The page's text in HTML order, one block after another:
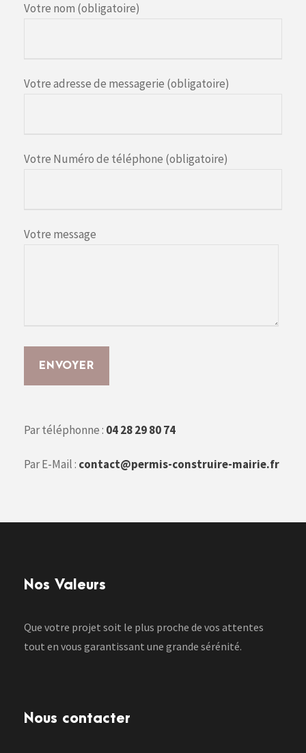
Votre nom (obligatoire)
Votre adresse de messagerie (obligatoire)
Votre Numéro de téléphone (obligatoire)
Votre message
Par téléphonne : 04 28 29 80 74
Par E-Mail : contact@permis-construire-mairie.fr
Nos Valeurs
Que votre projet soit le plus proche de vos attentes
tout en vous garantissant une grande sérénité.
Nous contacter